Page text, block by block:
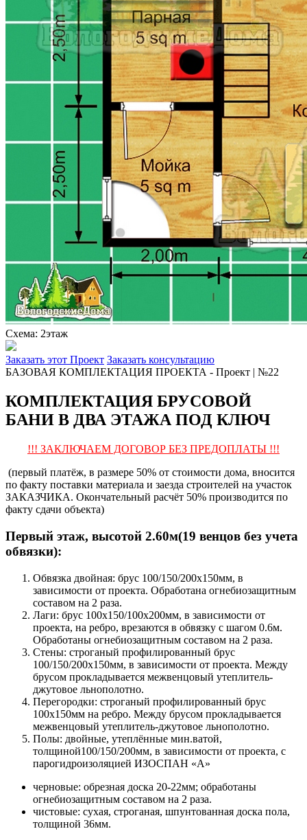
Схема: 2этаж
Заказать этот Проект Заказать консультацию
БАЗОВАЯ КОМПЛЕКТАЦИЯ ПРОЕКТА - Проект | №22
КОМПЛЕКТАЦИЯ БРУСОВОЙ
БАНИ В ДВА ЭТАЖА ПОД КЛЮЧ
!!! ЗАКЛЮЧАЕМ ДОГОВОР БЕЗ ПРЕДОПЛАТЫ !!!
(первый платёж, в размере 50% от стоимости дома, вносится
по факту поставки материала и заезда строителей на участок
ЗАКАЗЧИКА. Окончательный расчёт 50% производится по
факту сдачи объекта)
Первый этаж, высотой 2.60м(19 венцов без учета
обвязки):
Обвязка двойная: брус 100/150/200х150мм, в
зависимости от проекта. Обработана огнебиозащитным
составом на 2 раза.
Лаги: брус 100х150/100х200мм, в зависимости от
проекта, на ребро, врезаются в обвязку с шагом 0.6м.
Обработаны огнебиозащитным составом на 2 раза.
Стены: строганый профилированный брус
100/150/200х150мм, в зависимости от проекта. Между
брусом прокладывается межвенцовый утеплитель-
джутовое льнополотно.
Перегородки: строганый профилированный брус
100х150мм на ребро. Между брусом прокладывается
межвенцовый утеплитель-джутовое льнополотно.
Полы: двойные, утеплённые мин.ватой,
толщиной100/150/200мм, в зависимости от проекта, с
парогидроизоляцией ИЗОСПАН «А»
черновые: обрезная доска 20-22мм; обработаны
огнебиозащитным составом на 2 раза.
чистовые: сухая, строганая, шпунтованная доска пола,
толщиной 36мм.